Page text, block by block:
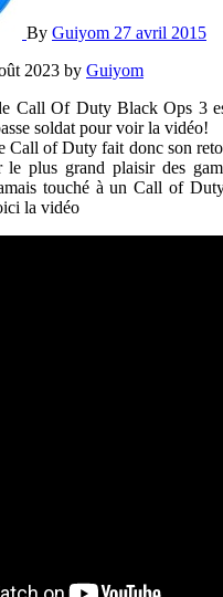
By Guiyom 27 avril 2015
2023 by Guiyom
Call Of Duty Black Ops 3
soldat pour voir la vidéo!
Call of Duty fait donc son
le plus grand plaisir des
touché à un Call of
la vidéo